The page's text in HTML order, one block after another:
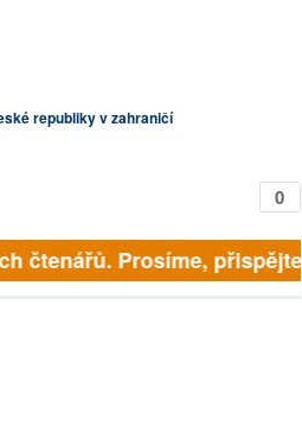
republiky v zahraničí
0
Prosíme, přispějte. ➥